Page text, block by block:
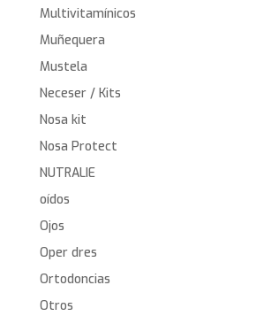
Multivitamínicos
Muñequera
Mustela
Neceser / Kits
Nosa kit
Nosa Protect
NUTRALIE
oídos
Ojos
Oper dres
Ortodoncias
Otros